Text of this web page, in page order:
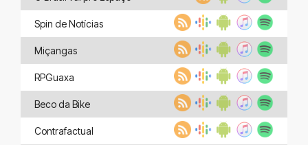
Spin de Notícias
Miçangas
RPGuaxa
Beco da Bike
Contrafactual